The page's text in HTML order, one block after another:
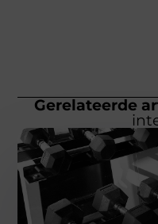
Gerelateerde